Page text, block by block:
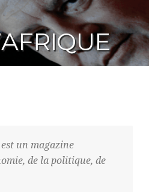
est un magazine
de la politique, de